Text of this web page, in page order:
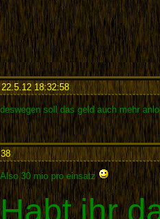
18:32:58:
deswegen soll das geld auch mehr
:
Also 30 mio pro einsatz
Habt ihr